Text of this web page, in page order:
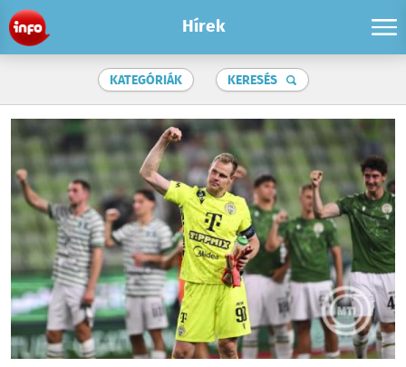
Hírek
KATEGÓRIÁK KERESÉS